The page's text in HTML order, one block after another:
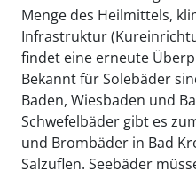
Menge des Heilmittels,
Infrastruktur
findet eine erneute
Bekannt für Solebäder
Baden, Wiesbaden und
Schwefelbäder gibt es
und Brombäder in Bad
Salzuflen. Seebäder